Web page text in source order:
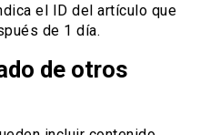
el ID del artículo que
de 1 día.
de otros